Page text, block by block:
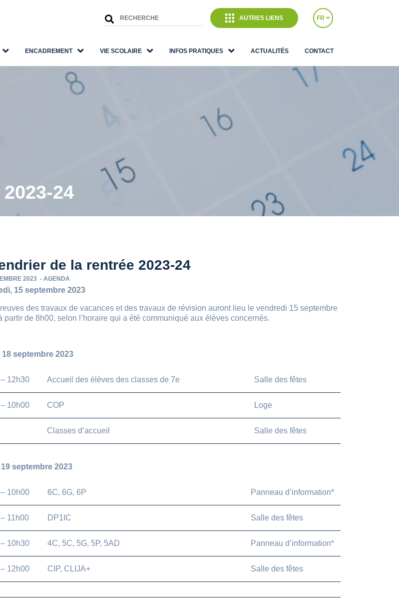
AUTRES LIENS FR
ENCADREMENT VIE SCOLAIRE INFOS PRATIQUES ACTUALITÉS CONTACT
24
de la rentrée 2023-24
2023 - AGENDA
15 septembre 2023
des travaux de vacances et des travaux de révision auront lieu le vendredi 15 septembre
partir de 8h00, selon l’horaire qui a été communiqué aux élèves concernés.
18 septembre 2023
12h30 Accueil des élèves des classes de 7e Salle des fêtes
10h00 COP Loge
Classes d’accueil Salle des fêtes
19 septembre 2023
10h00 6C, 6G, 6P Panneau d’information*
11h00 DP1IC Salle des fêtes
10h30 4C, 5C, 5G, 5P, 5AD Panneau d’information*
12h00 CIP, CLIJA+ Salle des fêtes